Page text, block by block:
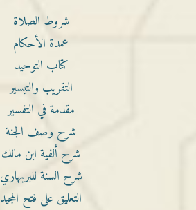
شروط الصلاة
عمدة الأحكام
كتاب التوحيد
التقريب والتيسير
مقدمة في التفسير
شرح وصف الجنة
شرح ألفية ابن مالك
شرح السنة للبربهاري
التعليق على فتح المجيد